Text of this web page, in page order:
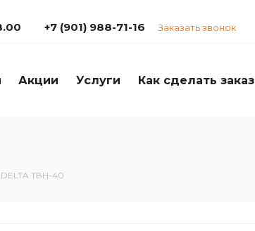
+7 (901) 988-71-16 Заказать звонок
Акции Услуги Как сделать заказ
ТВН-40